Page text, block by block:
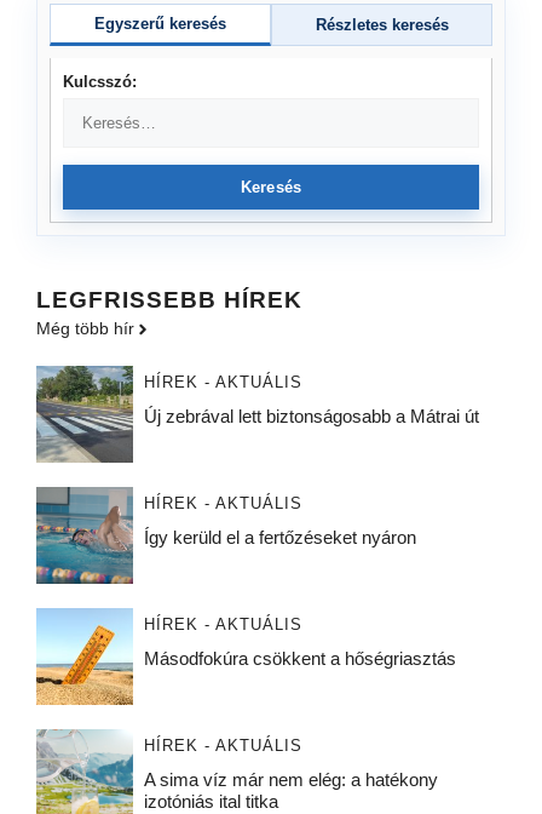
Egyszerű keresés Részletes keresés
Kulcsszó:
Keresés
LEGFRISSEBB HÍREK
Még több hír
HÍREK - AKTUÁLIS
Új zebrával lett biztonságosabb a Mátrai út
HÍREK - AKTUÁLIS
Így kerüld el a fertőzéseket nyáron
HÍREK - AKTUÁLIS
Másodfokúra csökkent a hőségriasztás
HÍREK - AKTUÁLIS
A sima víz már nem elég: a hatékony
izotóniás ital titka